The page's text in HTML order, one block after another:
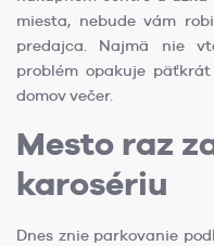
miesta, nebude vám
predajca. Najmä nie
problém opakuje
domov večer.
Mesto raz
karosériu
Dnes znie parkovanie